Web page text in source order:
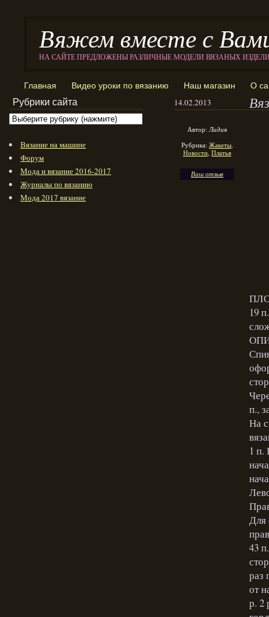
Вяжем вместе с
НА САЙТЕ ПРЕДЛОЖЕНЫ РАЗЛИЧНЫЕ МОДЕЛИ ВЯЗАНЫХ
Главная Видео уроки по вязанию Наш магазин О
14.02.2013
Автор:Лидия
Рубрика: Жакеты,
Новости, Платья
Ваш отзыв
19
п.,
На
1 п.
Для
43
раз
от
р. 2
Рубрики сайта
Вязание на машине
Форум
Мода и вязание 2016-2017
Журналы по вязанию
Мода 2017 вязание